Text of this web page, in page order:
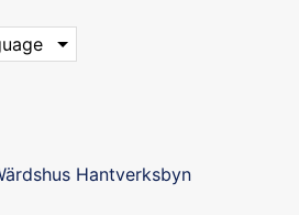
Hantverksbyn